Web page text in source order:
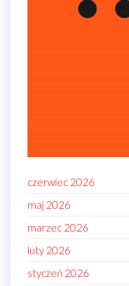
czerwiec 2026
maj 2026
marzec 2026
luty 2026
styczeń 2026